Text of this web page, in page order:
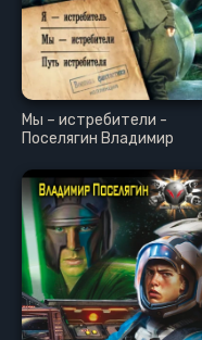
Мы – истребители -
Поселягин Владимир